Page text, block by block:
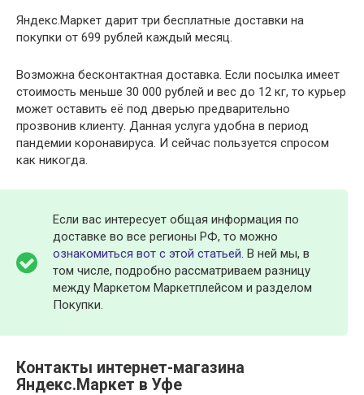
Яндекс.Маркет дарит три бесплатные доставки на
покупки от 699 рублей каждый месяц.
Возможна бесконтактная доставка. Если посылка имеет
стоимость меньше 30 000 рублей и вес до 12 кг, то курьер
может оставить её под дверью предварительно
прозвонив клиенту. Данная услуга удобна в период
пандемии коронавируса. И сейчас пользуется спросом
как никогда.
Если вас интересует общая информация по
доставке во все регионы РФ, то можно
ознакомиться вот с этой статьей. В ней мы, в
том числе, подробно рассматриваем разницу
между Маркетом Маркетплейсом и разделом
Покупки.
Контакты интернет-магазина
Яндекс.Маркет в Уфе